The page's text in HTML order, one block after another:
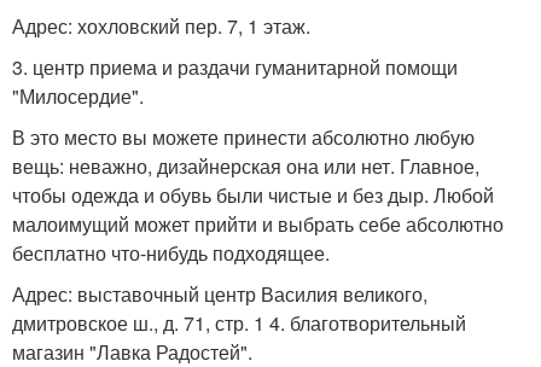
Адрес: хохловский пер. 7, 1 этаж.
3. центр приема и раздачи гуманитарной помощи
"Милосердие".
В это место вы можете принести абсолютно любую
вещь: неважно, дизайнерская она или нет. Главное,
чтобы одежда и обувь были чистые и без дыр. Любой
малоимущий может прийти и выбрать себе абсолютно
бесплатно что-нибудь подходящее.
Адрес: выставочный центр Василия великого,
дмитровское ш., д. 71, стр. 1 4. благотворительный
магазин "Лавка Радостей".